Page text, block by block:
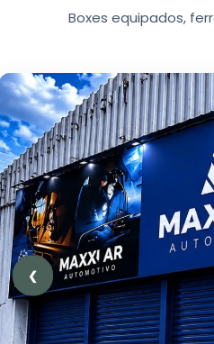
Boxes equipados,
❮